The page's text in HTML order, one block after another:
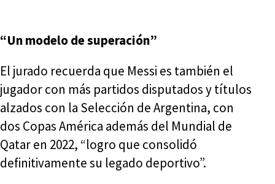
“Un modelo de superación”
El jurado recuerda que Messi es también el
jugador con más partidos disputados y títulos
alzados con la Selección de Argentina, con
dos Copas América además del Mundial de
Qatar en 2022, “logro que consolidó
definitivamente su legado deportivo”.